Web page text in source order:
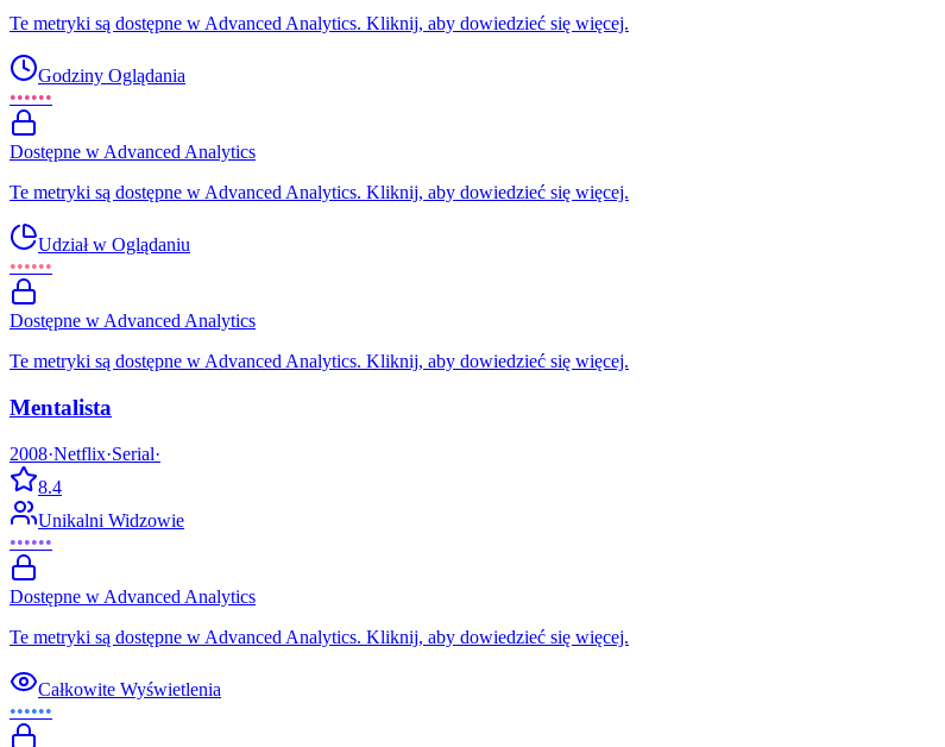
Te metryki są dostępne w Advanced Analytics. Kliknij, aby dowiedzieć się więcej.
Godziny Oglądania
••••••
Dostępne w Advanced Analytics
Te metryki są dostępne w Advanced Analytics. Kliknij, aby dowiedzieć się więcej.
Udział w Oglądaniu
••••••
Dostępne w Advanced Analytics
Te metryki są dostępne w Advanced Analytics. Kliknij, aby dowiedzieć się więcej.
Mentalista
2008·Netflix·Serial·
8.4
Unikalni Widzowie
••••••
Dostępne w Advanced Analytics
Te metryki są dostępne w Advanced Analytics. Kliknij, aby dowiedzieć się więcej.
Całkowite Wyświetlenia
••••••